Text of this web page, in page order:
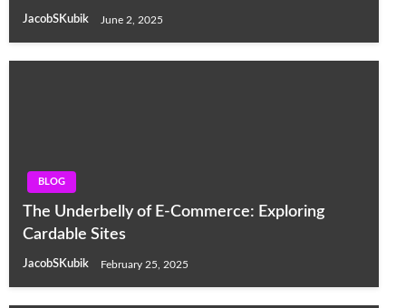
JacobSKubik June 2, 2025
BLOG
The Underbelly of E-Commerce: Exploring
Cardable Sites
JacobSKubik February 25, 2025